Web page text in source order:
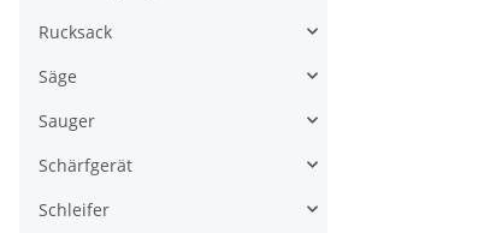
Rucksack
Säge
Sauger
Schärfgerät
Schleifer